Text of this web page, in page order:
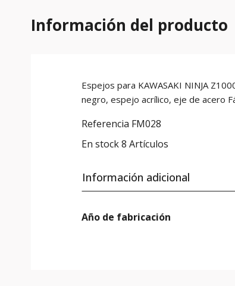
Información del producto
Espejos para KAWASAKI NINJA
negro, espejo acrílico, eje de acero
Referencia FM028
En stock8 Artículos
Información adicional
Año de fabricación